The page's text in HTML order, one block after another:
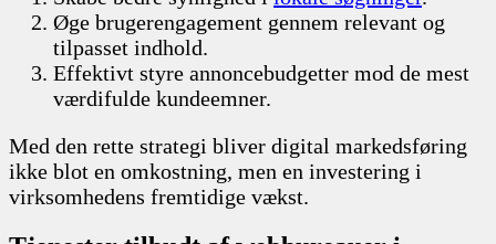
Øge brugerengagement gennem relevant og
tilpasset indhold.
Effektivt styre annoncebudgetter mod de mest
værdifulde kundeemner.
Med den rette strategi bliver digital markedsføring
ikke blot en omkostning, men en investering i
virksomhedens fremtidige vækst.